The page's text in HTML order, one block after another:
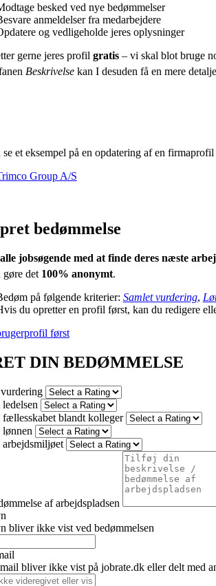
besked ved nye bedømmelser
anmeldelser fra medarbejdere
og vedligeholde jeres oplysninger
gerne jeres profil gratis– vi skal blot bruge
Beskrivelsekan I desuden få en mere
et eksempel på en opdatering af en firmaprofil
Group A/S
bedømmelse
jobsøgende med at finde deres næste
det100% anonymt.
på følgende kriterier: Samlet vurdering,
du opretter en profil først, kan du redigere
først
DIN BEDØMMELSE
fællesskabet blandt kolleger
af arbejdspladsen
bliver ikke vist ved bedømmelsen
bliver ikke vist på jobrate.dk eller delt med